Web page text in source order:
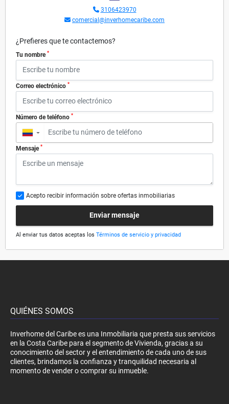
3106423970
comercial@inverhomecaribe.com
¿Prefieres que te contactemos?
Tu nombre *
Correo electrónico *
Número de teléfono *
▼
Mensaje *
Acepto recibir información sobre ofertas inmobiliarias
Enviar mensaje
Al enviar tus datos aceptas los Términos de servicio y privacidad
QUIÉNES SOMOS
Inverhome del Caribe es una Inmobiliaria que presta sus servicios
en la Costa Caribe para el segmento de Vivienda, gracias a su
conocimiento del sector y el entendimiento de cada uno de sus
clientes, brindamos la confianza y tranquilidad necesaria al
momento de vender o comprar su inmueble.